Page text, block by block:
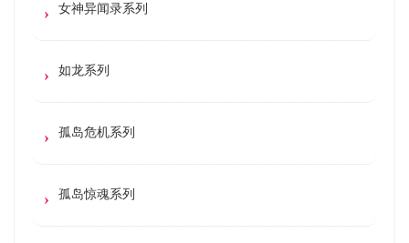
女神异闻录系列
如龙系列
孤岛危机系列
孤岛惊魂系列